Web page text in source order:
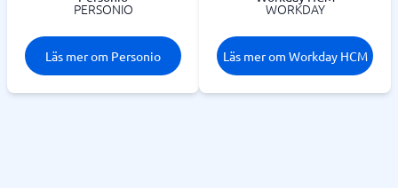
PERSONIO
Läs mer om Personio
WORKDAY
Läs mer om Workday HCM